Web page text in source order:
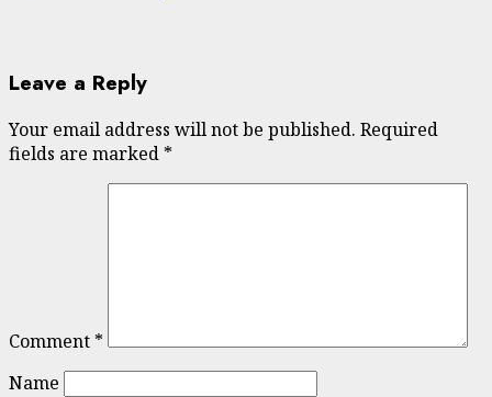
Leave a Reply
Your email address will not be published. Required
fields are marked *
Comment *
Name